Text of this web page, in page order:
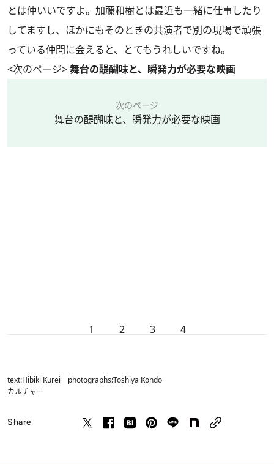
とは仲いいですよ。加藤和樹とは最近も一緒に仕事したり
してますし、ほかにもそのときの共演者で別の現場で頑張
っている仲間に会えると、とてもうれしいですね。
<次のページ>舞台の醍醐味と、瞬発力が必要な映画
次のページ
舞台の醍醐味と、瞬発力が必要な映画
1 2 3 4
text:Hibiki Kurei photographs:Toshiya Kondo
カルチャー
Share